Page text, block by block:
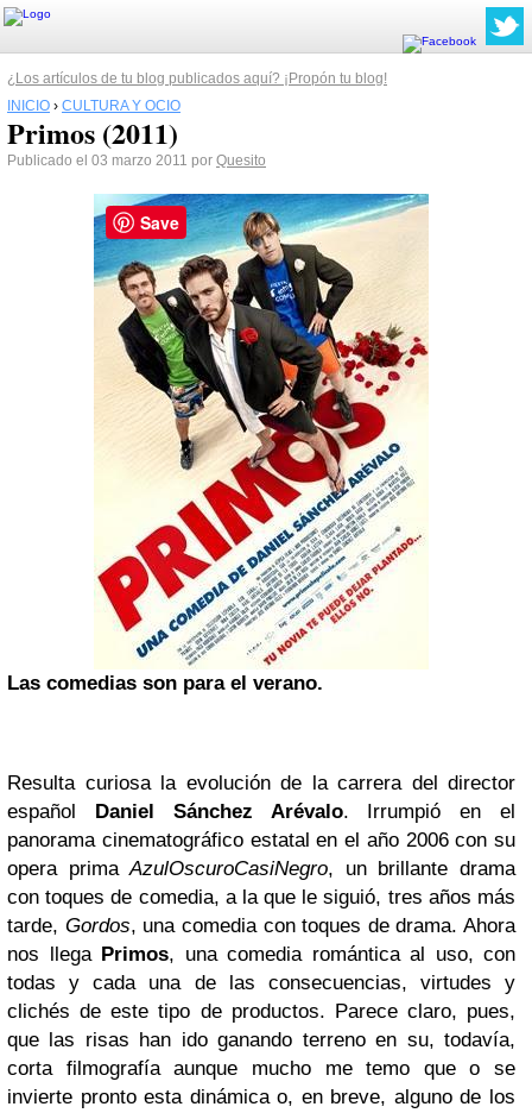
¿Los artículos de tu blog publicados aquí? ¡Propón tu blog!
INICIO › CULTURA Y OCIO
Primos (2011)
Publicado el 03 marzo 2011 por Quesito
Las comedias son para el verano.
Resulta curiosa la evolución de la carrera del director
español Daniel Sánchez Arévalo. Irrumpió en el
panorama cinematográfico estatal en el año 2006 con su
opera primaAzulOscuroCasiNegro, un brillante drama
con toques de comedia, a la que le siguió, tres años más
tarde, Gordos, una comedia con toques de drama. Ahora
nos llega Primos, una comedia romántica al uso, con
todas y cada una de las consecuencias, virtudes y
clichés de este tipo de productos. Parece claro, pues,
que las risas han ido ganando terreno en su, todavía,
corta filmografía aunque mucho me temo que o se
invierte pronto esta dinámica o, en breve, alguno de los
Save